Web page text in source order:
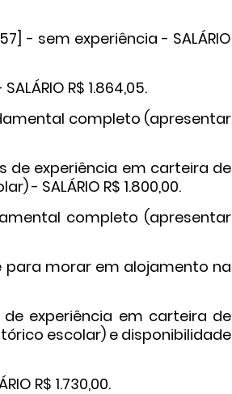
- sem experiência - SALÁRIO
R$ 1.864,05.
completo (apresentar
de experiência em carteira de
SALÁRIO R$ 1.800,00.
completo (apresentar
para morar em alojamento na
experiência em carteira de
escolar) e disponibilidade
R$ 1.730,00.